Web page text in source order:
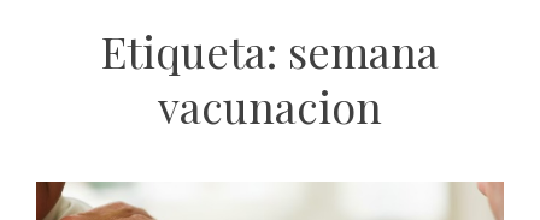
Etiqueta: semana
vacunacion